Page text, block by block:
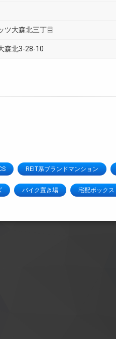
ツ大森北三丁目
森北3-28-10
REIT系ブランドマンション
バイク置き場 宅配ボックス